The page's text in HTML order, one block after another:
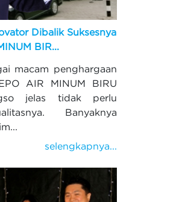
Dibalik Suksesnya
BIR...
macam penghargaan
AIR MINUM BIRU
jelas tidak perlu
Banyaknya
selengkapnya...